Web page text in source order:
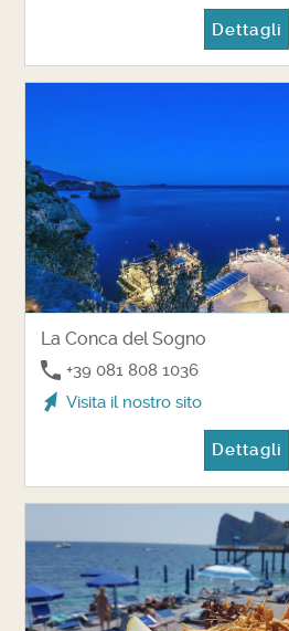
Dettagli
La Conca del Sogno
+39 081 808 1036
Visita il nostro sito
Dettagli